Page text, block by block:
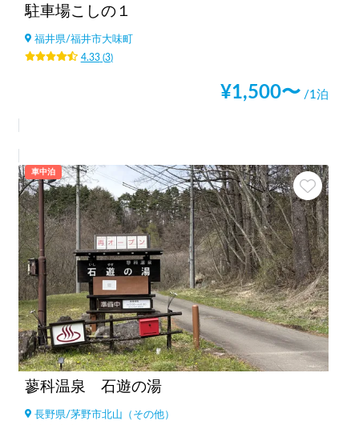
駐車場こしの１
福井県/福井市大味町
4.33(3)
¥1,500〜 /1泊
車中泊
蓼科温泉 石遊の湯
長野県/茅野市北山（その他）